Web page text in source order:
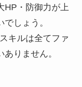
HP・防御力が上
しょう。
キルは全てファ
りません。